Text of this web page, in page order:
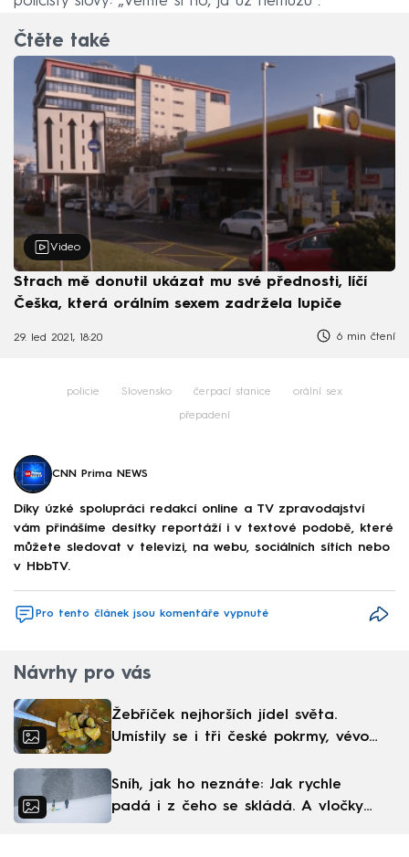
Čtěte také
Video
Strach mě donutil ukázat mu své přednosti, líčí
Češka, která orálním sexem zadržela lupiče
29. led 2021, 18:20 6 min čtení
policie Slovensko čerpací stanice orální sex
přepadení
CNN Prima NEWS
Díky úzké spolupráci redakcí online a TV zpravodajství
vám přinášíme desítky reportáží i v textové podobě, které
můžete sledovat v televizi, na webu, sociálních sítích nebo
v HbbTV.
Pro tento článek jsou komentáře vypnuté
Návrhy pro vás
Žebříček nejhorších jídel světa.
Umístily se i tři české pokrmy, vévodí
Sníh, jak ho neznáte: Jak rychle
padá i z čeho se skládá. A vločky